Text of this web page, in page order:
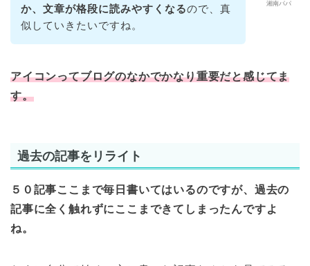
湘南パパ
か、文章が格段に読みやすくなるので、真
似していきたいですね。
アイコンってブログのなかでかなり重要だと感じてま
す。
過去の記事をリライト
５０記事ここまで毎日書いてはいるのですが、過去の
記事に全く触れずにここまできてしまったんですよ
ね。